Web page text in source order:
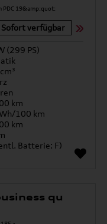
Sofort verfügbar
(299 PS)
km
100 km
km
Batterie: F)
qu